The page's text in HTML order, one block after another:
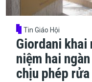
Tin Giáo Hội
Giordani khai
niệm hai
chịu phép rửa